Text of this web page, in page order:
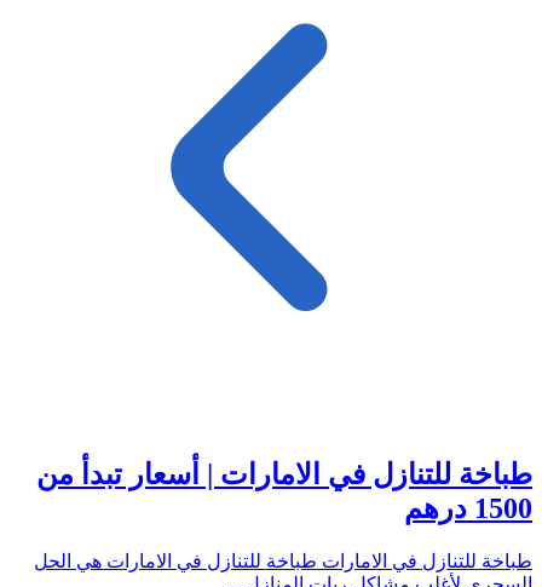
طباخة للتنازل في الامارات | أسعار تبدأ من
1500 درهم
طباخة للتنازل في الامارات طباخة للتنازل في الامارات هي الحل